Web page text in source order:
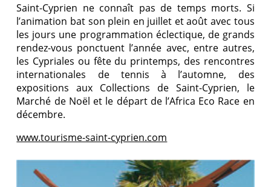
Saint-Cyprien ne connaît pas de temps morts. Si
l’animation bat son plein en juillet et août avec tous
les jours une programmation éclectique, de grands
rendez-vous ponctuent l’année avec, entre autres,
les Cypriales ou fête du printemps, des rencontres
internationales de tennis à l’automne, des
expositions aux Collections de Saint-Cyprien, le
Marché de Noël et le départ de l’Africa Eco Race en
décembre.
www.tourisme-saint-cyprien.com